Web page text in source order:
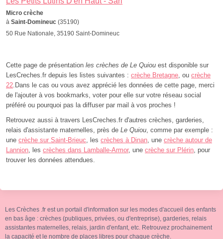
Micro crèche
à Saint-Domineuc (35190)
50 Rue Nationale, 35190 Saint-Domineuc
Cette page de présentation les crèches de Le Quiou est disponible sur
LesCreches.fr depuis les listes suivantes : crèche Bretagne, ou crèche
22.Dans le cas ou vous avez apprécié les données de cette page, merci
de l'ajouter à vos bookmarks, voter pour elle sur votre réseau social
préféré ou pourquoi pas la diffuser par mail à vos proches !
Retrouvez aussi à travers LesCreches.fr d'autres crèches, garderies,
relais d'assistante maternelles, près de Le Quiou, comme par exemple :
une crèche sur Saint-Brieuc, les crèches à Dinan, une crèche autour de
Lannion, les crèches dans Lamballe-Armor, une crèche sur Plérin, pour
trouver les données attendues.
Les Crèches .fr est un portail d'information sur les modes d'accueil des enfants
en bas âge : crèches (publiques, privées, ou d'entreprise), garderies, relais
assistantes maternelles, relais, jardin d'enfant, etc. Retrouvez prochainement
la capacité et le nombre de places libres pour chaque crèche.